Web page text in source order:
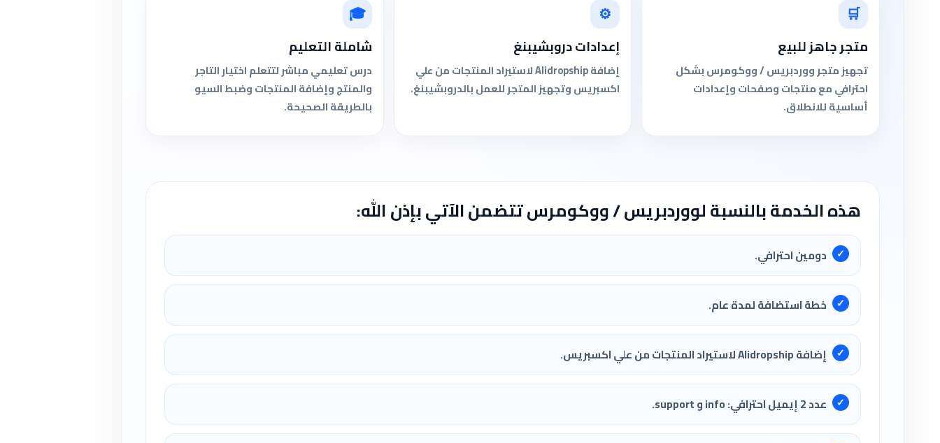
🛒
متجر جاهز للبيع
تجهيز متجر ووردبريس / ووكومرس بشكل
احترافي مع منتجات وصفحات وإعدادات
أساسية للانطلاق.
⚙
إعدادات دروبشيبنغ
إضافة Alidropship لاستيراد المنتجات من علي
اكسبريس وتجهيز المتجر للعمل بالدروبشيبنغ.
🎓
شاملة التعليم
درس تعليمي مباشر لتتعلم اختيار التاجر
والمنتج وإضافة المنتجات وضبط السيو
بالطريقة الصحيحة.
هذه الخدمة بالنسبة لووردبريس / ووكومرس تتضمن الآتي بإذن الله:
دومين احترافي.
خطة استضافة لمدة عام.
إضافة Alidropship لاستيراد المنتجات من علي اكسبريس.
عدد 2 إيميل احترافي: info و support.